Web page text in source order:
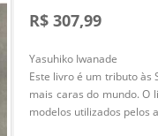
R$ 307,99
Yasuhiko Iwanade
Este livro é um tributo às
mais caras do mundo. O
modelos utilizados pelos